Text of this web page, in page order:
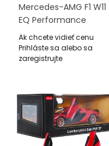
Mercedes-AMG F1 W11
EQ Performance
RASTAR Model 1:12
Diaľkovo Ovládaný
Monopost
Ak chcete vidieť cenu
Prihláste sa alebo sa
zaregistrujte